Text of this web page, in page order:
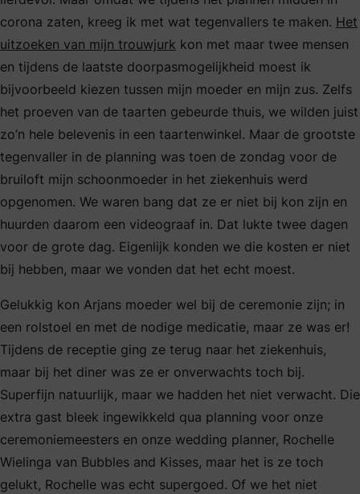
corona zaten, kreeg ik met wat tegenvallers te maken. Het
uitzoeken van mijn trouwjurk kon met maar twee mensen
en tijdens de laatste doorpasmogelijkheid moest ik
bijvoorbeeld kiezen tussen mijn moeder en mijn zus. Zelfs
het proeven van de taarten gebeurde thuis, we wilden juist
zo’n hele belevenis in een taartenwinkel. Maar de grootste
tegenvaller in de planning was toen de zondag voor de
bruiloft mijn schoonmoeder in het ziekenhuis werd
opgenomen. We waren bang dat ze er niet bij kon zijn en
huurden daarom een videograaf in. Dat lukte twee dagen
voor de grote dag. Eigenlijk konden we die kosten er niet
bij hebben, maar we vonden dat het echt moest.
Gelukkig kon Arjans moeder wel bij de ceremonie zijn; in
een rolstoel en met de nodige medicatie, maar ze was er!
Tijdens de receptie ging ze terug naar het ziekenhuis,
maar bij het diner was ze er onverwachts toch bij.
Superfijn natuurlijk, maar we hadden het niet verwacht. Die
extra gast bleek ingewikkeld qua planning voor onze
ceremoniemeesters en onze wedding planner, Rochelle
Wielinga van Bubbles and Kisses, maar het is ze toch
gelukt, Rochelle was echt supergoed. Of we het niet